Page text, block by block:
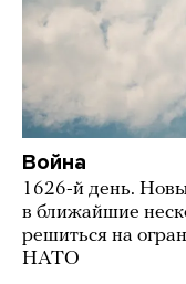
Война
1626-й день.
в ближайшие
решиться на
НАТО